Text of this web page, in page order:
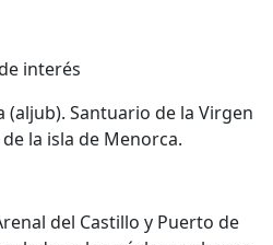
interés
(aljub). Santuario de la Virgen
la isla de Menorca.
del Castillo y Puerto de